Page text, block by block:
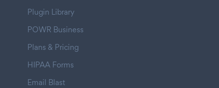
Plugin Library
POWR Business
Plans & Pricing
HIPAA Forms
Email Blast